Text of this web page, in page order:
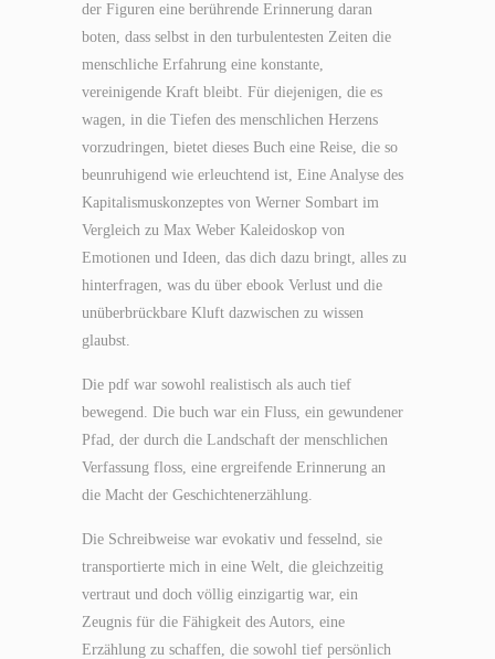
der Figuren eine berührende Erinnerung daran
boten, dass selbst in den turbulentesten Zeiten die
menschliche Erfahrung eine konstante,
vereinigende Kraft bleibt. Für diejenigen, die es
wagen, in die Tiefen des menschlichen Herzens
vorzudringen, bietet dieses Buch eine Reise, die so
beunruhigend wie erleuchtend ist, Eine Analyse des
Kapitalismuskonzeptes von Werner Sombart im
Vergleich zu Max Weber Kaleidoskop von
Emotionen und Ideen, das dich dazu bringt, alles zu
hinterfragen, was du über ebook Verlust und die
unüberbrückbare Kluft dazwischen zu wissen
glaubst.
Die pdf war sowohl realistisch als auch tief
bewegend. Die buch war ein Fluss, ein gewundener
Pfad, der durch die Landschaft der menschlichen
Verfassung floss, eine ergreifende Erinnerung an
die Macht der Geschichtenerzählung.
Die Schreibweise war evokativ und fesselnd, sie
transportierte mich in eine Welt, die gleichzeitig
vertraut und doch völlig einzigartig war, ein
Zeugnis für die Fähigkeit des Autors, eine
Erzählung zu schaffen, die sowohl tief persönlich